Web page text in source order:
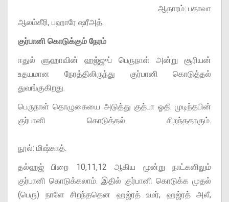
ஆதாரம்: பதாவா
ஆலம்கீரி, பஹாரே ஷரீஅத்.
குர்பானி கொடுக்கும் நேரம்
ஈதுல் ளுஹாவின் ஹஜ்ஜுப் பெருநாள் அன்று சூரியன்
உதயமான நேரத்திலிருந்து குர்பானி கொடுத்தல்
துவங்குகிறது.
பெருநாள் தொழுகையை அடுத்து குத்பா ஓதி முடிந்தபின்
குர்பானி கொடுத்தல் சிறந்ததாகும்.
நூல்: மிஷ்காத்.
தல்ஹஜ் பிறை 10,11,12 ஆகிய மூன்று நாட்களிலும்
குர்பானி கொடுக்கலாம். இதில் குர்பானி கொடுக்க முதல்
(பெரு) நாளே சிறந்ததென ஹஜ்ரத் உமர், ஹஜ்ரத் அலீ,